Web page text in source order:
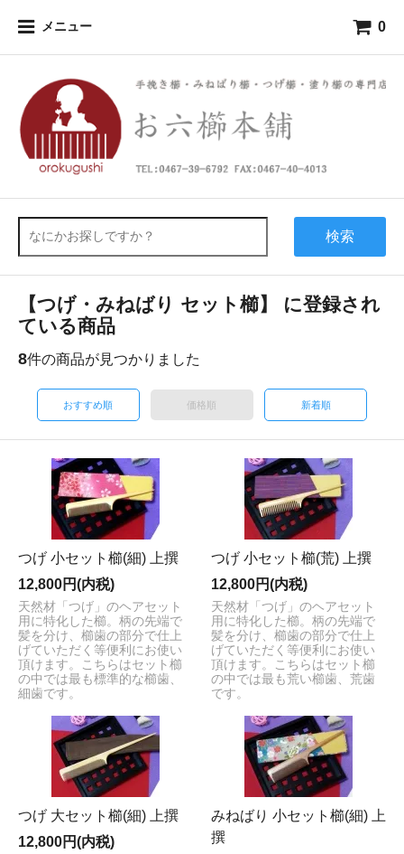
メニュー 0
検索
【つげ・みねばり セット櫛】 に登録され
ている商品
8件の商品が見つかりました
おすすめ順 価格順 新着順
つげ 小セット櫛(細) 上撰
12,800円(内税)
天然材「つげ」のヘアセット
用に特化した櫛。柄の先端で
髪を分け、櫛歯の部分で仕上
げていただく等便利にお使い
頂けます。こちらはセット櫛
の中では最も標準的な櫛歯、
細歯です。
つげ 小セット櫛(荒) 上撰
12,800円(内税)
天然材「つげ」のヘアセット
用に特化した櫛。柄の先端で
髪を分け、櫛歯の部分で仕上
げていただく等便利にお使い
頂けます。こちらはセット櫛
の中では最も荒い櫛歯、荒歯
です。
つげ 大セット櫛(細) 上撰
12,800円(内税)
みねばり 小セット櫛(細) 上
撰